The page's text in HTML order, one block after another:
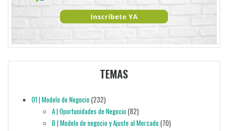
TEMAS
01 | Modelo de Negocio(232)
A | Oportunidades de Negocio(82)
B | Modelo de negocio y Ajuste al Mercado(70)